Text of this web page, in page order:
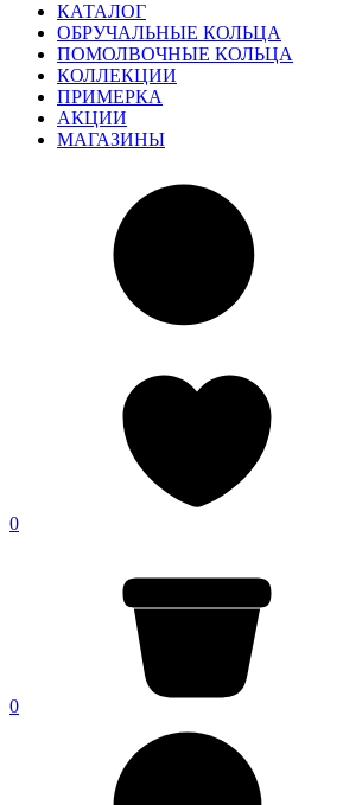
КАТАЛОГ
ОБРУЧАЛЬНЫЕ КОЛЬЦА
ПОМОЛВОЧНЫЕ КОЛЬЦА
КОЛЛЕКЦИИ
ПРИМЕРКА
АКЦИИ
МАГАЗИНЫ
0
0